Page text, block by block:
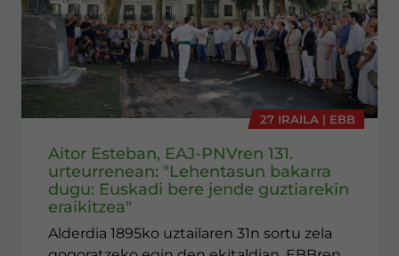
27 IRAILA | EBB
Aitor Esteban, EAJ-PNVren 131.
urteurrenean: "Lehentasun bakarra
dugu: Euskadi bere jende guztiarekin
eraikitzea"
Alderdia 1895ko uztailaren 31n sortu zela